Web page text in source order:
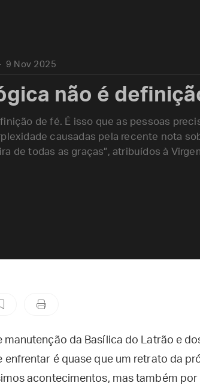
9 Nov 2025
não é
de fé. É isso que as pessoas
causadas pela recente nota
de todas as graças”, atribuídos à
da Basílica do Latrão e
enfrentar é quase que um retrato da
acontecimentos, mas também